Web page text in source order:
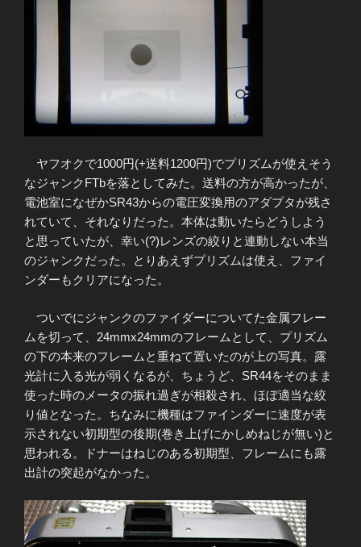
ヤフオクで1000円(+送料1200円)でプリズムが使えそう
なジャンクFTbを落としてみた。送料の方が高かったが、
電池室になぜかSR43からの電圧変換用のアダプタが残さ
れていて、それなりだった。本体は動いたらどうしよう
と思っていたが、幸い(?)レンズの絞りと連動しない本当
のジャンクだった。とりあえずプリズムは使え、ファイ
ンダーもクリアになった。
ついでにジャンクのファイダーについてた金属フレー
ムを切って、24mmx24mmのフレームとして、プリズム
の下の本来のフレームと重ねて置いたのが上の写真。露
光計に入る光が弱くなるが、ちょうど、SR44をそのまま
使った時のメータの振れ過ぎが相殺され、ほぼ適当な絞
り値となった。ちなみに機種はファインダーに速度が表
示されない初期型の後期(巻き上げにかしめねじが無い)と
思われる。ドナーはねじのある初期型、フレームにも露
出計の突起がなかった。